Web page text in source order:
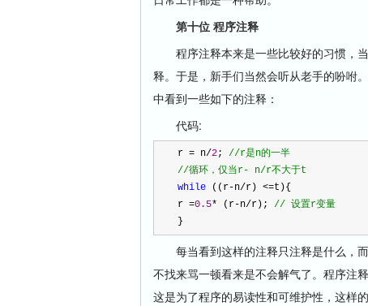
第十位 程序注释
程序注释本来是一些比较好的习惯，当
释。于是，新手们当然会听从老手的吩咐
中看到一些如下的注释：
代码:
r = n/2; //r是n的一半
//循环，仅当r- n/r不大于t
while ((r-n/r) <=t){
r =0.5* (r-n/r); // 设置r变量
}
每当看到这样的注释只注释是什么，而
不找来骂一顿看来是不会解气了。程序注
这是为了程序的易读性和可维护性，这样